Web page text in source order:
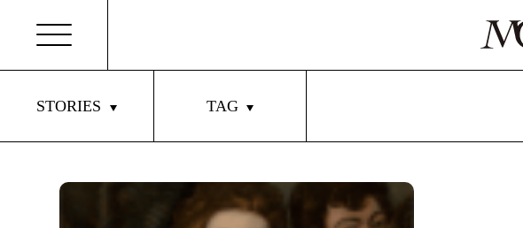
STORIES TAG